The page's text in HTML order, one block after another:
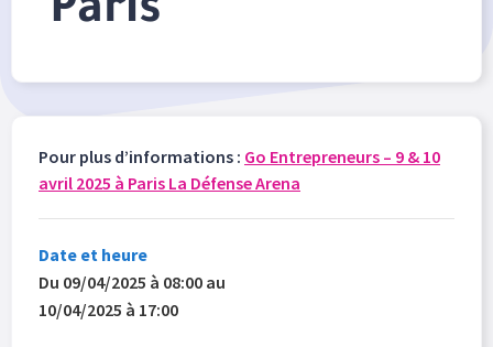
Paris
Pour plus d’informations : Go Entrepreneurs – 9 & 10
avril 2025 à Paris La Défense Arena
Date et heure
Du 09/04/2025 à 08:00 au
10/04/2025 à 17:00